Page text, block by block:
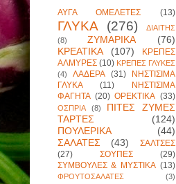
ΑΥΓΑ ΟΜΕΛΕΤΕΣ (13)
ΓΛΥΚΑ (276)
ΔΙΑΙΤΗΣ
(8)
ΖΥΜΑΡΙΚΑ
(76)
ΚΡΕΑΤΙΚΑ
(107)
ΚΡΕΠΕΣ
ΑΛΜΥΡΕΣ (10) ΚΡΕΠΕΣ ΓΛΥΚΕΣ
(4)
ΛΑΔΕΡΑ (31)
ΝΗΣΤΙΣΙΜΑ
ΓΛΥΚΑ
(11)
ΝΗΣΤΙΣΙΜΑ
ΦΑΓΗΤΑ (20) ΟΡΕΚΤΙΚΑ (33)
ΟΣΠΡΙΑ (8)
ΠΙΤΕΣ ΖΥΜΕΣ
ΤΑΡΤΕΣ
(124)
ΠΟΥΛΕΡΙΚΑ
(44)
ΣΑΛΑΤΕΣ
(43)
ΣΑΛΤΣΕΣ
(27)
ΣΟΥΠΕΣ
(29)
ΣΥΜΒΟΥΛΕΣ & ΜΥΣΤΙΚΑ (13)
ΦΡΟΥΤΟΣΑΛΑΤΕΣ (3)